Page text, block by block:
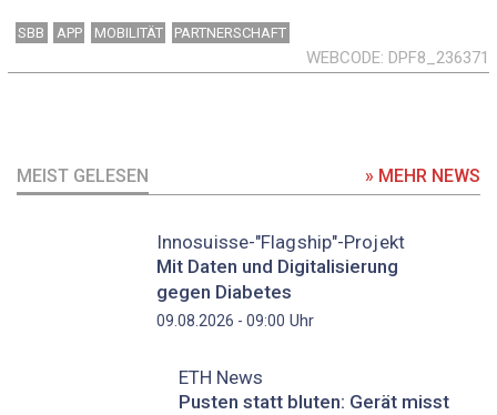
SBB APP MOBILITÄT PARTNERSCHAFT
WEBCODE DPF8_236371
MEIST GELESEN » MEHR NEWS
Innosuisse-"Flagship"-Projekt
Mit Daten und Digitalisierung
gegen Diabetes
09.08.2026 - 09:00 Uhr
ETH News
Pusten statt bluten: Gerät misst